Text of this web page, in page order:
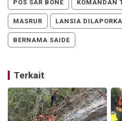
POS SAR BONE KOMANDAN
MASRUR LANSIA
BERNAMA SAIDE
Terkait